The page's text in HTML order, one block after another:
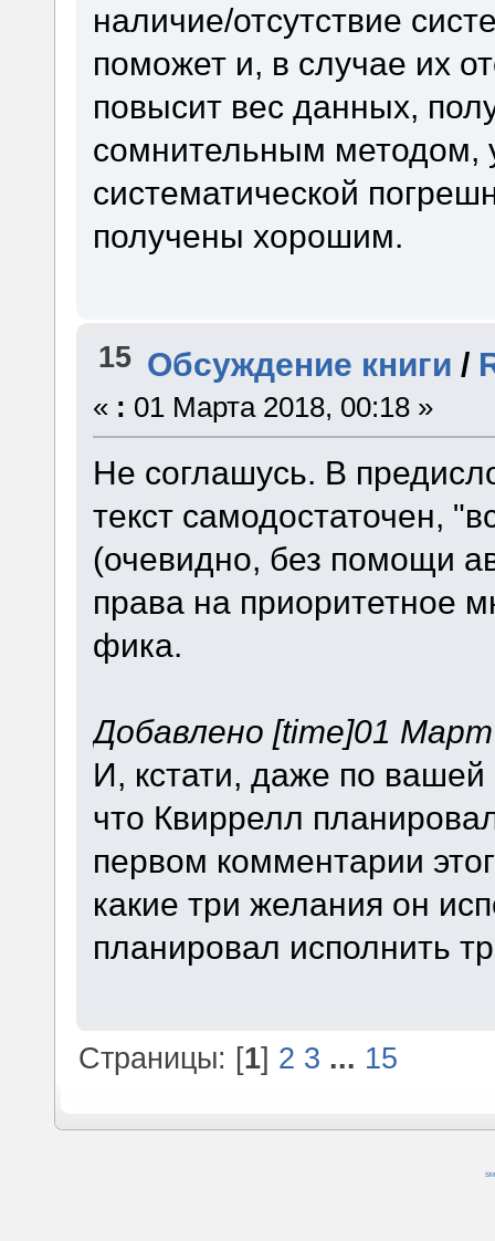
наличие/отсутствие
поможет и, в случае их
повысит вес данных,
сомнительным методом,
систематической
получены хорошим.
15 Обсуждение книги /
« : 01 Марта 2018, 00:18 »
Не соглашусь. В
текст самодостаточен,
(очевидно, без помощи
права на приоритетное
фика.
Добавлено [time]01
И, кстати, даже по
что Квиррелл
первом комментарии
какие три желания он
планировал исполнить
Страницы: [1] 2 3 ... 15